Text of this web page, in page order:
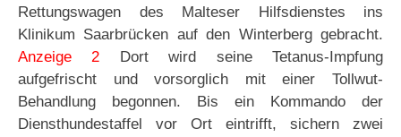
Rettungswagen des Malteser Hilfsdienstes ins
Klinikum Saarbrücken auf den Winterberg gebracht.
Anzeige 2 Dort wird seine Tetanus-Impfung
aufgefrischt und vorsorglich mit einer Tollwut-
Behandlung begonnen. Bis ein Kommando der
Diensthundestaffel vor Ort eintrifft, sichern zwei